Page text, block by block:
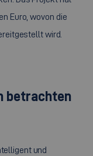
Euro, wovon die
wird.
betrachten
und